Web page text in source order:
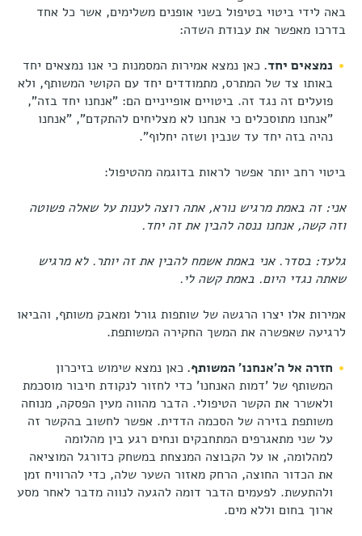
באה לידי ביטוי בטיפול בשני אופנים משלימים, אשר כל אחד
בדרכו מאפשר את עבודת השדה:
נמצאים יחד. כאן נמצא אמירות המסמנות כי אנו נמצאים יחד
באותו צד של המתרס, מתמודדים יחד עם הקושי המשותף, ולא
פועלים זה נגד זה. ביטויים אופייניים הם: "אנחנו יחד בזה",
"אנחנו מתוסכלים כי אנחנו לא מצליחים להתקדם", "אנחנו
נהיה בזה יחד עד שנבין ושזה יחלוף".
ביטוי רחב יותר אפשר לראות בדוגמה מהטיפול:
אני: זה באמת מרגיש נורא, אתה רוצה לענות על שאלה פשוטה
וזה קשה, אנחנו ננסה להבין את זה יחד.
גלעד: בסדר. אני באמת אשמח להבין את זה יותר. לא מרגיש
שאתה נגדי היום. באמת קשה לי.
אמירות אלו יצרו הרגשה של שותפות גורל ומאבק משותף, והביאו
לרגיעה שאפשרה את המשך החקירה המשותפת.
חזרה אל ה’אנחנו’ המשותף. כאן נמצא שימוש בזיכרון
המשותף של ’דמות האנחנו’ כדי לחזור לנקודת חיבור מוסכמת
ולאשרר את הקשר הטיפולי. הדבר מהווה מעין הפסקה, מנוחה
משותפת בזירה של הסכמה הדדית. אפשר לחשוב בהקשר זה
על שני מתאגרפים המתחבקים ונחים רגע בין מהלומה
למהלומה, או על הקבוצה המנצחת במשחק כדורגל המוציאה
את הכדור החוצה, הרחק מאזור השער שלה, כדי להרוויח זמן
ולהתעשת. לפעמים הדבר דומה להגעה לנווה מדבר לאחר מסע
ארוך בחום וללא מים.